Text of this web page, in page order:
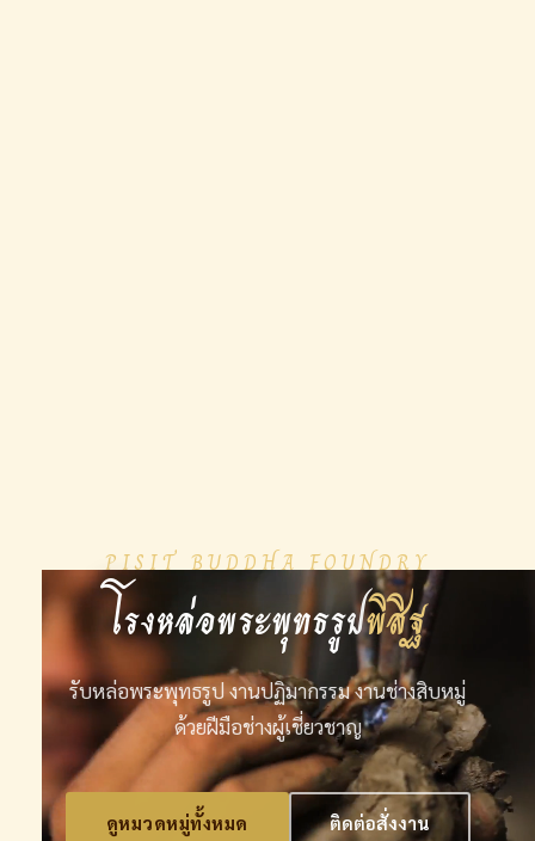
PISIT BUDDHA FOUNDRY
โรงหล่อพระพุทธรูปพิสิฐ
รับหล่อพระพุทธรูป งานปฏิมากรรม งานช่างสิบหมู่
ด้วยฝีมือช่างผู้เชี่ยวชาญ
ดูหมวดหมู่ทั้งหมด ติดต่อสั่งงาน